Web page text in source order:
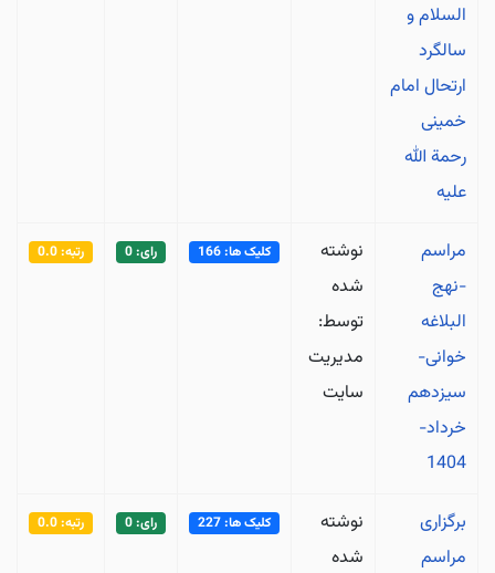
السلام و
سالگرد
ارتحال امام
خمینی
رحمة الله
علیه
مراسم
-نهج
البلاغه
خوانی-
سیزدهم
خرداد-
1404
نوشته
شده
توسط:
مدیریت
سایت
کلیک ها: 166 رای: 0 رتبه: 0.0
برگزاری
مراسم
نوشته
شده
کلیک ها: 227 رای: 0 رتبه: 0.0